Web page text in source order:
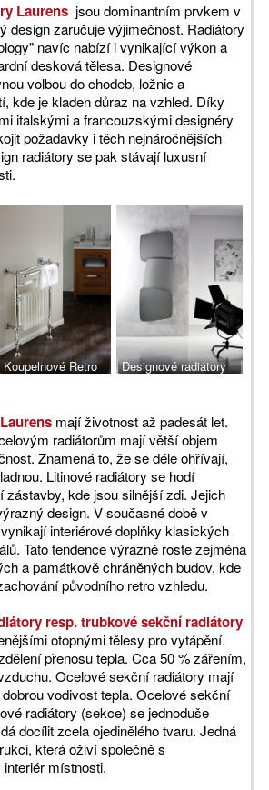
Laurens jsou dominantním prvkem v
design zaručuje výjimečnost. Radiátory
navíc nabízí i vynikající výkon a
desková tělesa. Designové
volbou do chodeb, ložnic a
kde je kladen důraz na vzhled. Díky
italskými a francouzskými designéry
požadavky i těch nejnáročnějších
radiátory se pak stávají luxusní
Koupelnové Retro
Designové radiátory
mají životnost až padesát let.
radiátorům mají větší objem
Znamená to, že se déle ohřívají,
Litinové radiátory se hodí
zástavby, kde jsou silnější zdi. Jejich
design. V současné době v
interiérové doplňky klasických
Tato tendence výrazně roste zejména
a památkově chráněných budov, kde
původního retro vzhledu.
resp. trubkové sekční radiátory
otopnými tělesy pro vytápění.
přenosu tepla. Cca 50 % zářením,
Ocelové sekční radiátory mají
vodivost tepla. Ocelové sekční
radiátory (sekce) se jednoduše
docílit zcela ojedinělého tvaru. Jedná
která oživí společně s
místnosti.